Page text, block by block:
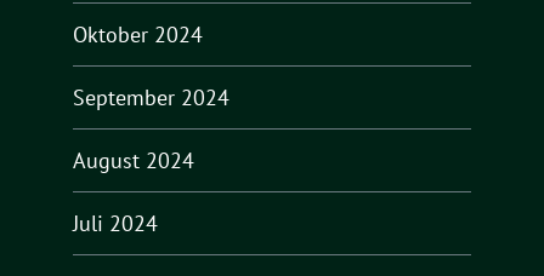
Oktober 2024
September 2024
August 2024
Juli 2024